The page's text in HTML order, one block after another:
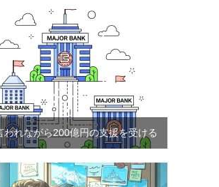
われながら200億円の支援を受ける